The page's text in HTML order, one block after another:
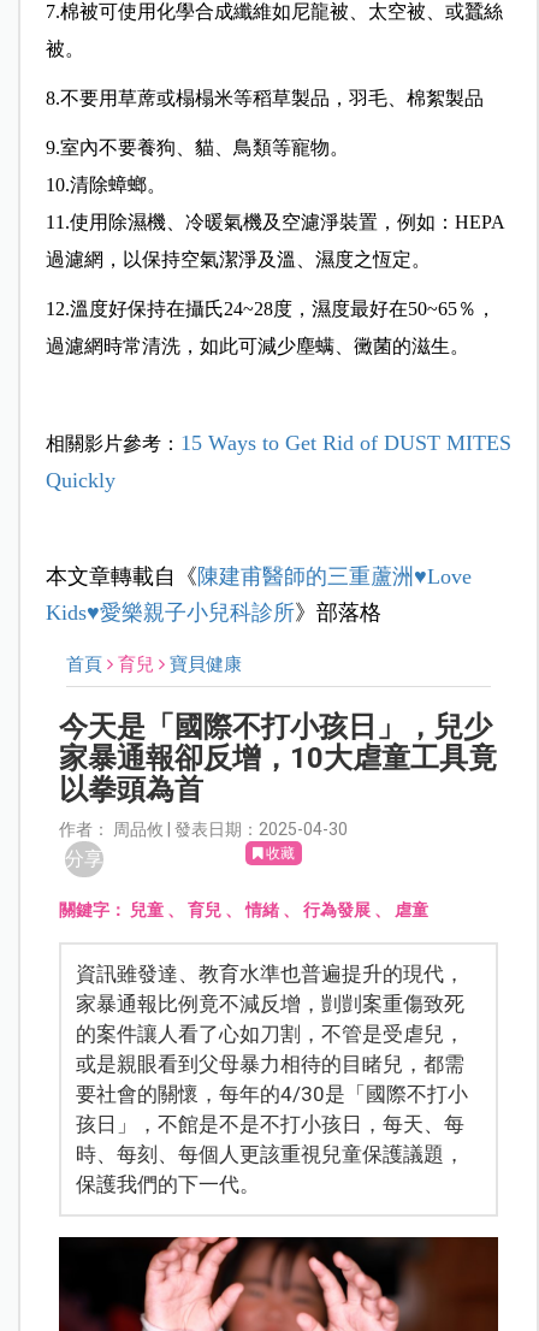
7.棉被可使用化學合成纖維如尼龍被、太空被、或蠶絲
被。
8.不要用草蓆或榻榻米等稻草製品，羽毛、棉絮製品
9.室內不要養狗、貓、鳥類等寵物。
10.清除蟑螂。
11.使用除濕機、冷暖氣機及空濾淨裝置，例如：HEPA
過濾網，以保持空氣潔淨及溫、濕度之恆定。
12.溫度好保持在攝氏24~28度，濕度最好在50~65％，
過濾網時常清洗，如此可減少塵螨、黴菌的滋生。
相關影片參考： 15 Ways to Get Rid of DUST MITES
Quickly
本文章轉載自《 陳建甫醫師的三重蘆洲♥Love
Kids♥愛樂親子小兒科診所》部落格
首頁 育兒 寶貝健康
今天是「國際不打小孩日」，兒少
家暴通報卻反增，10大虐童工具竟
以拳頭為首
作者： 周品攸 | 發表日期：2025-04-30
分享 收藏
關鍵字： 兒童 、育兒 、情緒 、行為發展 、 虐童
資訊雖發達、教育水準也普遍提升的現代，
家暴通報比例竟不減反增，剴剴案重傷致死
的案件讓人看了心如刀割，不管是受虐兒，
或是親眼看到父母暴力相待的目睹兒，都需
要社會的關懷，每年的4/30是「國際不打小
孩日」，不館是不是不打小孩日，每天、每
時、每刻、每個人更該重視兒童保護議題，
保護我們的下一代。